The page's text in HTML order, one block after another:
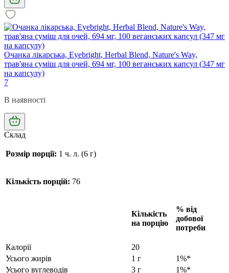
Очанка лікарська, Eyebright, Herbal Blend, Nature's Way,
трав'яна суміш для очей, 694 мг, 100 веганських капсул (347 мг
на капсулу)
7
В наявності
Склад
Розмір порції: 1 ч. л. (6 г)
Кількість порцій: 76
Кількість
на порцію
% від
добової
потреби
Калорії
20
Усього жирів
1 г
1%*
Усього вуглеводів
3 г
1%*